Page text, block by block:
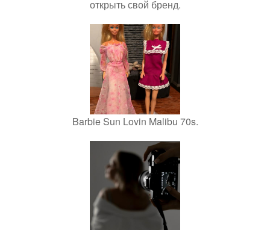
открыть свой бренд.
Barbie Sun Lovin Malibu 70s.